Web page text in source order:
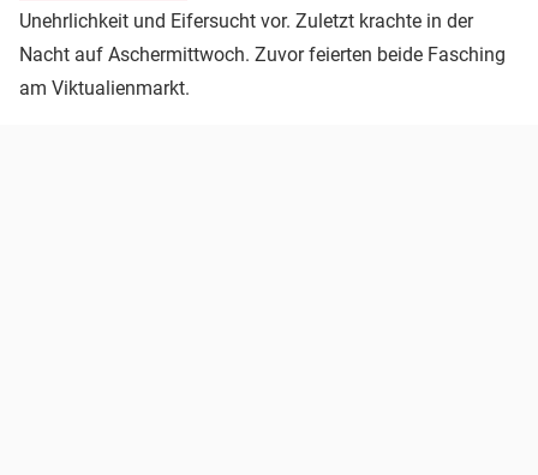
Unehrlichkeit und Eifersucht vor. Zuletzt krachte in der
Nacht auf Aschermittwoch. Zuvor feierten beide Fasching
am Viktualienmarkt.